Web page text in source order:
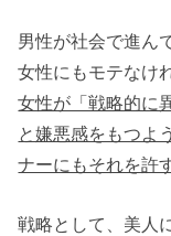
男性が社会で進ん
女性にもモテなけ
女性が「戦略的に
と嫌悪感をもつよ
ナーにもそれを許
戦略として、美人